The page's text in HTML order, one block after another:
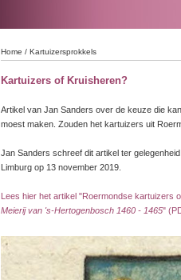
Home / Kartuizersprokkels
Kartuizers of Kruisheren?
Artikel van Jan Sanders over de keuze die
moest maken. Zouden het kartuizers uit
Jan Sanders schreef dit artikel ter
Limburg op 13 november 2019.
Lees hier het artikel "Roermondse kartuizers
Meierij van 's-Hertogenbosch 1460 - 1465"